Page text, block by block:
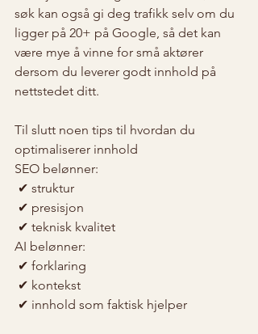
søk kan også gi deg trafikk selv om du
ligger på 20+ på Google, så det kan
være mye å vinne for små aktører
dersom du leverer godt innhold på
nettstedet ditt.
Til slutt noen tips til hvordan du
optimaliserer innhold
SEO belønner:
✔ struktur
✔ presisjon
✔ teknisk kvalitet
AI belønner:
✔ forklaring
✔ kontekst
✔ innhold som faktisk hjelper